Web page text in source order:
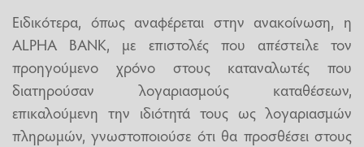
Ειδικότερα, όπως αναφέρεται στην ανακοίνωση, η
ALPHA BANK, με επιστολές που απέστειλε τον
προηγούμενο χρόνο στους καταναλωτές που
διατηρούσαν λογαριασμούς καταθέσεων,
επικαλούμενη την ιδιότητά τους ως λογαριασμών
πληρωμών, γνωστοποιούσε ότι θα προσθέσει στους